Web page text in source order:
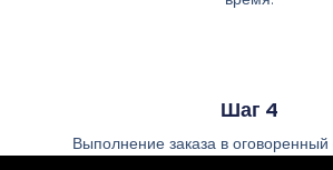
Шаг 4
Выполнение заказа в оговоренный